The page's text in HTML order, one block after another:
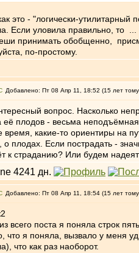
это - "логически-утилитарный
Если уловила правильно, то ...
принимать обобщенно,
по-простому.
Добавлено: Пт 08 Апр 11, 18:52 (15 лет
вопрос. Насколько
её плодов - весьма
время, какие-то ориентиры на
о плодах. Если пострадать -
к страданию? Или будем
Добавлено: Пт 08 Апр 11, 18:54 (15 лет
всего поста я поняла строк
что я поняла, вызвало у меня
что как раз наоборот.